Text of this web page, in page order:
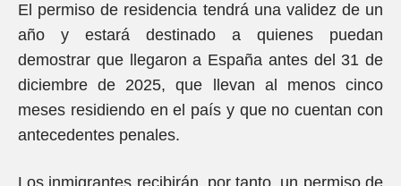
El permiso de residencia tendrá una validez de un
año y estará destinado a quienes puedan
demostrar que llegaron a España antes del 31 de
diciembre de 2025, que llevan al menos cinco
meses residiendo en el país y que no cuentan con
antecedentes penales.
Los inmigrantes recibirán, por tanto, un permiso de